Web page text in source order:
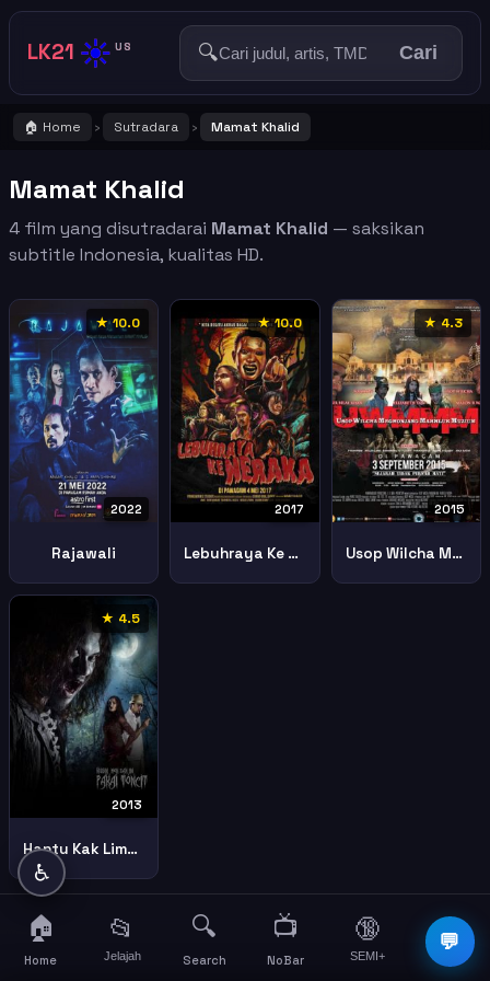
LK21 ☀️ US 🔍 Cari
🏠 Home › Sutradara › Mamat Khalid
Mamat Khalid
4 film yang disutradarai Mamat Khalid — saksikan
subtitle Indonesia, kualitas HD.
★ 10.0
2022
Rajawali
★ 10.0
2017
Lebuhraya Ke Neraka
★ 4.3
2015
Usop Wilcha Meghonjang Makhluk Muzium
★ 4.5
2013
Hantu Kak Limah 2 Husin Mon Dan Jin Pakai Toncit
💬
♿
🏠
Home
📂
Jelajah
🔍
Search
📺
NoBar
🔞
SEMI+
☰